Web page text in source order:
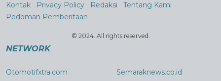
Kontak Privacy Policy Redaksi
Tentang Kami
Pedoman Pemberitaan
© 2024. All rights reserved.
NETWORK
Otomotifxtra.com Semaraknews.co.id